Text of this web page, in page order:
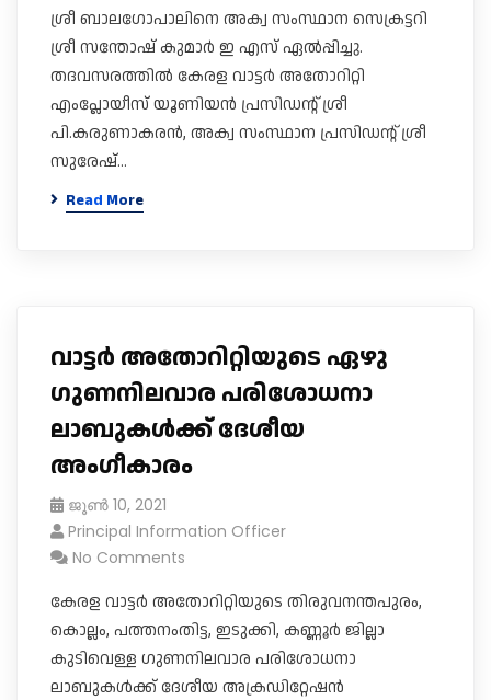
ശ്രീ ബാലഗോപാലിനെ അക്വ സംസ്ഥാന സെക്രട്ടറി
ശ്രീ സന്തോഷ് കുമാർ ഇ എസ് ഏൽപ്പിച്ചു.
തദവസരത്തിൽ കേരള വാട്ടർ അതോറിറ്റി
എംപ്ലോയീസ് യൂണിയൻ പ്രസിഡന്റ് ശ്രീ
പി.കരുണാകരൻ, അക്വ സംസ്ഥാന പ്രസിഡന്റ് ശ്രീ
സുരേഷ്…
Read More
വാട്ടർ അതോറിറ്റിയുടെ ഏഴു
ഗുണനിലവാര പരിശോധനാ
ലാബുകൾക്ക് ദേശീയ
അംഗീകാരം
ജൂൺ 10, 2021
Principal Information Officer
No Comments
കേരള വാട്ടർ അതോറിറ്റിയുടെ തിരുവനന്തപുരം,
കൊല്ലം, പത്തനംതിട്ട, ഇടുക്കി, കണ്ണൂർ ജില്ലാ
കുടിവെള്ള ​ഗുണനിലവാര പരിശോധനാ
ലാബുകൾക്ക് ദേശീയ അക്രഡിറ്റേഷൻ